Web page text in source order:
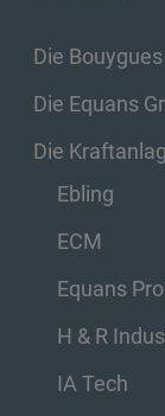
Die
Die Equans
Die
Ebling
ECM
Equans
H & R
IA Tech